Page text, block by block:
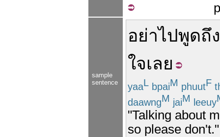
sample
sentence
อย่าไปพูดถึง
ใจเลย
yaaL bpaiM phuutF
daawngM jaiM leeuy
"Talking about
so please don't."